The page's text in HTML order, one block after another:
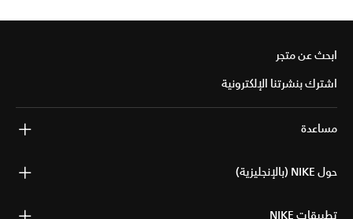
ابحث عن متجر
اشترك بنشرتنا الإلكترونية
مساعدة
حول NIKE (بالإنجليزية)